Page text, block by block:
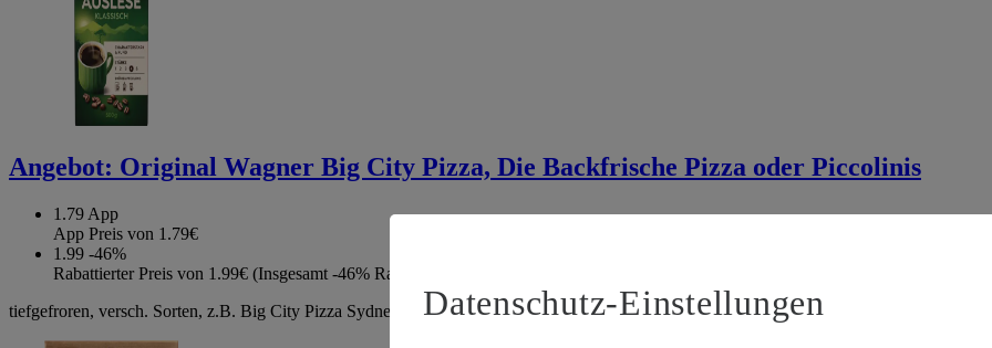
Angebot: Original Wagner Big City Pizza, Die Backfrische Pizza oder Piccolinis
1.79 App
App Preis von 1.79€
1.99 -46%
Rabattierter Preis von 1.99€ (Insgesamt -46% Rabatt)
tiefgefroren, versch. Sorten, z.B. Big City Pizza Sydney, 425gDatenschutz-Einstellungen